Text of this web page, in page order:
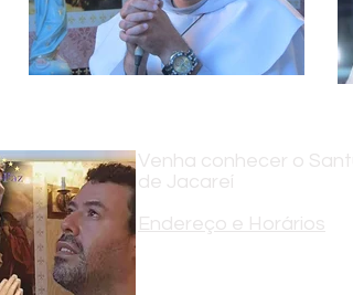
Venha conhecer o
de Jacareí
Endereço e Horários